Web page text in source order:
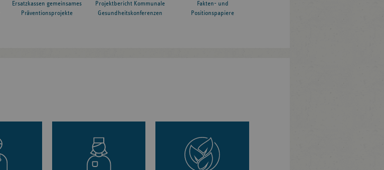
Ersatzkassen gemeinsames
Präventionsprojekte
Projektbericht Kommunale
Gesundheitskonferenzen
Fakten- und
Positionspapiere